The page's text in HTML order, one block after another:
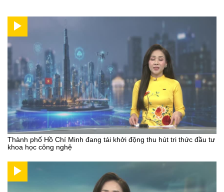
Thành phố Hồ Chí Minh đang tái khởi động thu hút tri thức đầu tư
khoa học công nghệ